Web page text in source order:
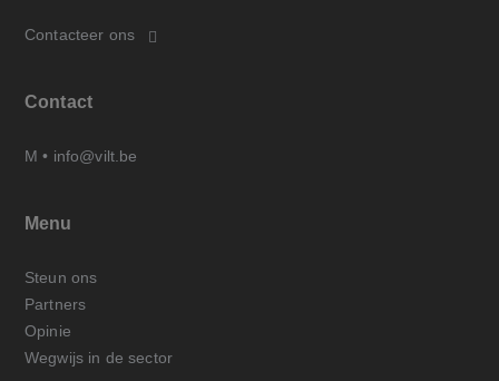
Contacteer ons
Contact
M • info@vilt.be
Menu
Steun ons
Partners
Opinie
Wegwijs in de sector